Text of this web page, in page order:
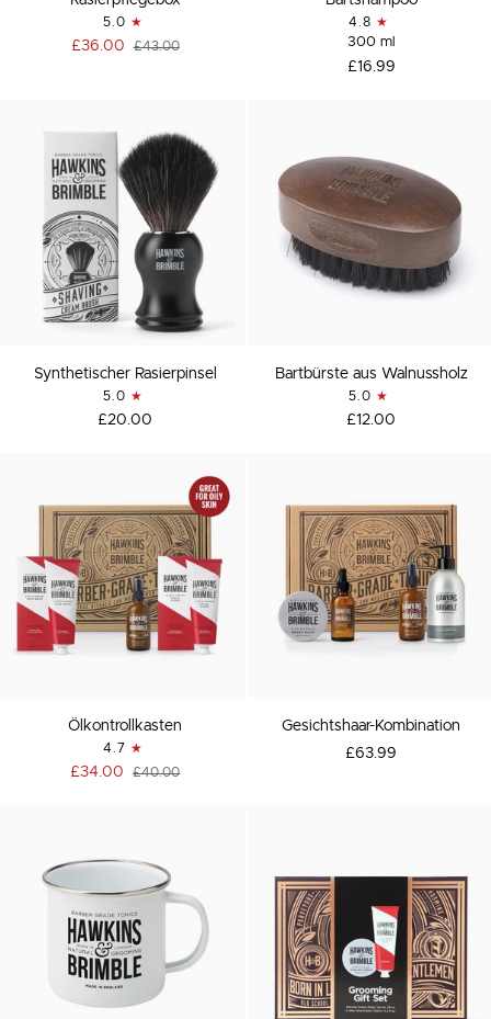
5.0
£36.00 £43.00
4.8
300 ml
£16.99
Synthetischer
Rasierpinsel
Synthetischer Rasierpinsel
5.0
£20.00
Bartbürste
Bartbürste aus Walnussholz
5.0
£12.00
Ölkontrollkasten
Ölkontrollkasten
4.7
£34.00 £40.00
Gesichtshaar-
Gesichtshaar-Kombination
£63.99